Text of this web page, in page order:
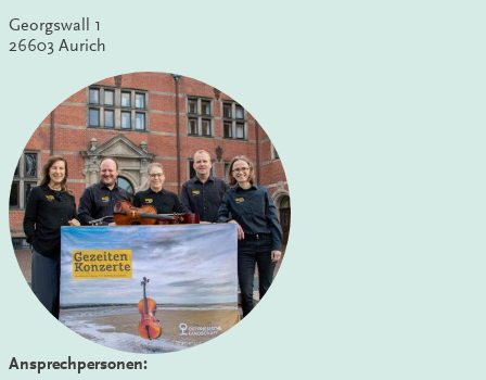
Georgswall 1
26603 Aurich
Ansprechpersonen: